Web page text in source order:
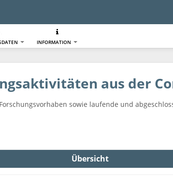
INFORMATION
aus der
sowie laufende und
Übersicht